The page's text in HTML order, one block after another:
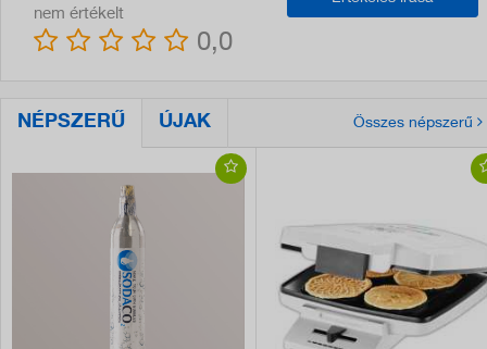
nem értékelt
0,0
NÉPSZERŰ ÚJAK Összes népszerű